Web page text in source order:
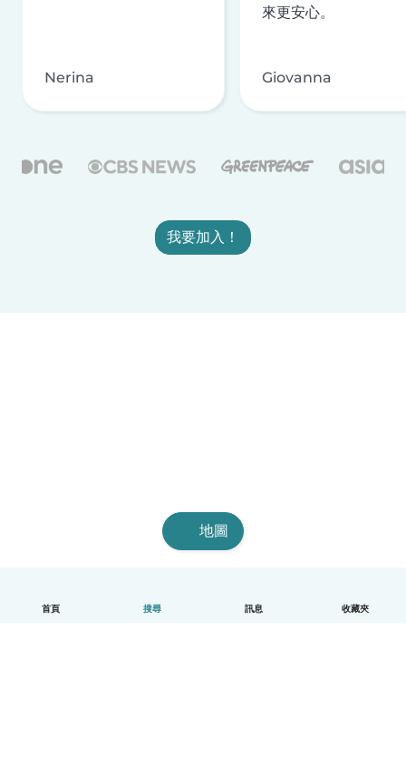
首頁 搜尋 訊息 收藏夾
Nerina
來更安心。
Giovanna
我要加入！
地圖